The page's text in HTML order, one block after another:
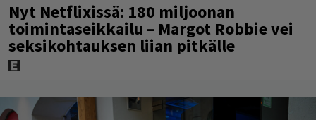
Nyt Netflixissä: 180 miljoonan
toimintaseikkailu – Margot Robbie vei
seksikohtauksen liian pitkälle